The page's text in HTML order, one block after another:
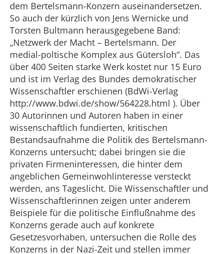
dem Bertelsmann-Konzern auseinandersetzen.
So auch der kürzlich von Jens Wernicke und
Torsten Bultmann herausgegebene Band:
„Netzwerk der Macht – Bertelsmann. Der
medial-poltische Komplex aus Gütersloh“. Das
über 400 Seiten starke Werk kostet nur 15 Euro
und ist im Verlag des Bundes demokratischer
Wissenschaftler erschienen (BdWi-Verlag
http://www.bdwi.de/show/564228.html ). Über
30 Autorinnen und Autoren haben in einer
wissenschaftlich fundierten, kritischen
Bestandsaufnahme die Politik des Bertelsmann-
Konzerns untersucht; dabei bringen sie die
privaten Firmeninteressen, die hinter dem
angeblichen Gemeinwohlinteresse versteckt
werden, ans Tageslicht. Die Wissenschaftler und
Wissenschaftlerinnen zeigen unter anderem
Beispiele für die politische Einflußnahme des
Konzerns gerade auch auf konkrete
Gesetzesvorhaben, untersuchen die Rolle des
Konzerns in der Nazi-Zeit und stellen immer